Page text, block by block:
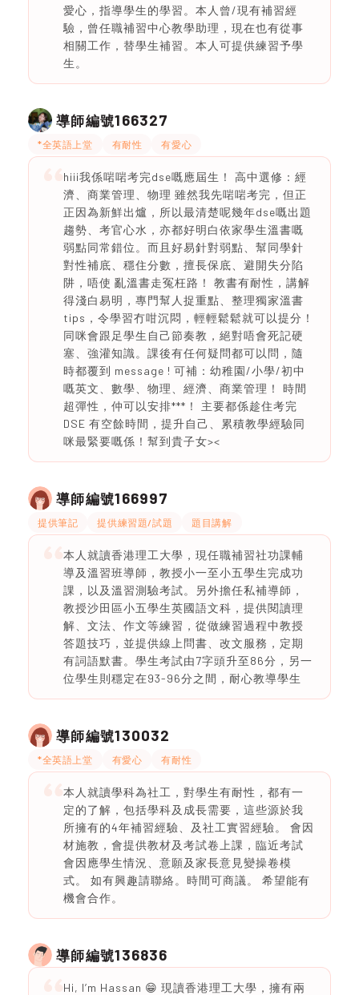
愛心，指導學生的學習。本人曾/現有補習經
驗，曾任職補習中心教學助理，現在也有從事
相關工作，替學生補習。本人可提供練習予學
生。
導師編號166327
*全英語上堂 有耐性 有愛心
hiii我係啱啱考完dse嘅應屆生！ 高中選修：經
濟、商業管理、物理 雖然我先啱啱考完，但正
正因為新鮮出爐，所以最清楚呢幾年dse嘅出題
趨勢、考官心水，亦都好明白依家學生溫書嘅
弱點同常錯位。而且好易針對弱點、幫同學針
對性補底、穩住分數，擅長保底、避開失分陷
阱，唔使 亂溫書走冤枉路！ 教書有耐性，講解
得淺白易明，專門幫人捉重點、整理獨家溫書
tips，令學習冇咁沉悶，輕輕鬆鬆就可以提分！
同咪會跟足學生自己節奏教，絕對唔會死記硬
塞、強灌知識。課後有任何疑問都可以問，隨
時都覆到 message ! 可補：幼稚園/小學/初中
嘅英文、數學、物理、經濟、商業管理！ 時間
超彈性，仲可以安排***！ 主要都係趁住考完
DSE 有空餘時間，提升自己、累積教學經驗同
咪最緊要嘅係！幫到貴子女><
導師編號166997
提供筆記 提供練習題/試題 題目講解
本人就讀香港理工大學，現任職補習社功課輔
導及溫習班導師，教授小一至小五學生完成功
課，以及溫習測驗考試。另外擔任私補導師，
教授沙田區小五學生英國語文科，提供閱讀理
解、文法、作文等練習，從做練習過程中教授
答題技巧，並提供線上問書、改文服務，定期
有詞語默書。學生考試由7字頭升至86分，另一
位學生則穩定在93-96分之間，耐心教導學生
導師編號130032
*全英語上堂 有愛心 有耐性
本人就讀學科為社工，對學生有耐性，都有一
定的了解，包括學科及成長需要，這些源於我
所擁有的4年補習經驗、及社工實習經驗。 會因
材施教，會提供教材及考試卷上課，臨近考試
會因應學生情況、意願及家長意見變操卷模
式。 如有興趣請聯絡。時間可商議。 希望能有
機會合作。
導師編號136836
Hi, I’m Hassan 😁 現讀香港理工大學，擁有兩